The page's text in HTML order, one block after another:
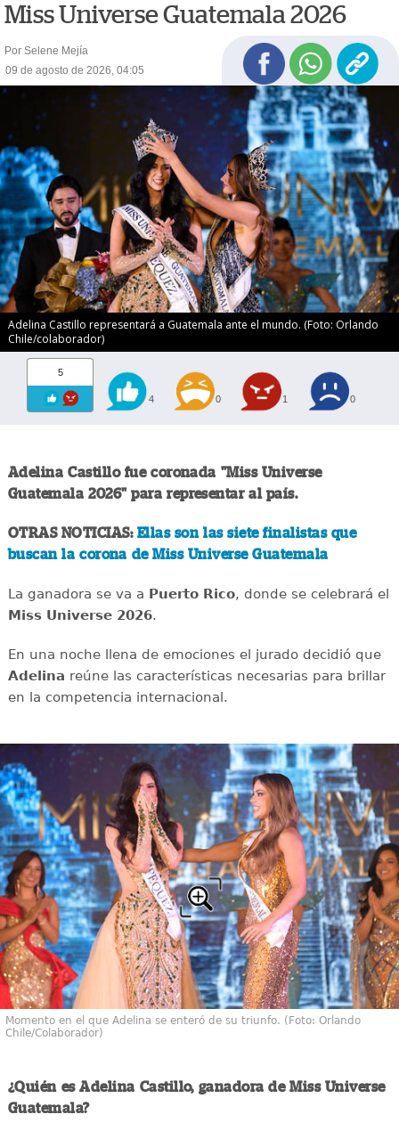
Miss Universe Guatemala 2026
Por Selene Mejía
09 de agosto de 2026, 04:05
Adelina Castillo representará a Guatemala ante el mundo. (Foto: Orlando
Chile/colaborador)
5
4 0 1 0
Adelina Castillo fue coronada "Miss Universe
Guatemala 2026" para representar al país.
OTRAS NOTICIAS: Ellas son las siete finalistas que
buscan la corona de Miss Universe Guatemala
La ganadora se va a Puerto Rico, donde se celebrará el
Miss Universe 2026.
En una noche llena de emociones el jurado decidió que
Adelina reúne las características necesarias para brillar
en la competencia internacional.
Momento en el que Adelina se enteró de su triunfo. (Foto: Orlando
Chile/Colaborador)
¿Quién es Adelina Castillo, ganadora de Miss Universe
Guatemala?